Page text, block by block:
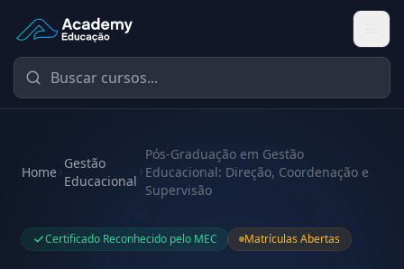
Academy Educação — Página Inicial
Home
Gestão
Educacional
Pós-Graduação em Gestão
Educacional: Direção, Coordenação e
Supervisão
Certificado Reconhecido pelo MEC Matrículas Abertas